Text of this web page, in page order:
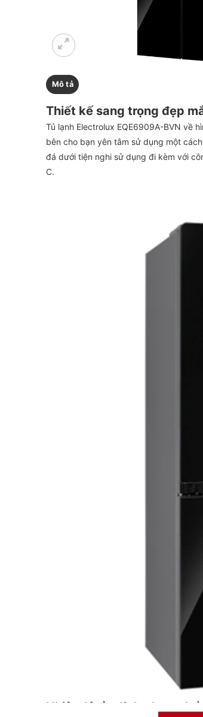
Mô tả
Thiết kế sang trọng đẹp
Tủ lạnh Electrolux EQE6909A-BVN về
bên cho bạn yên tâm sử dụng một
đá dưới tiện nghi sử dụng đi kèm với
C.
Nhiệt độ ổn định, thực